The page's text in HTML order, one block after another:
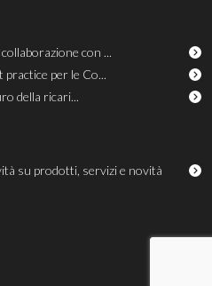
con ...
per le Co...
della ricari...
su prodotti, servizi e novità